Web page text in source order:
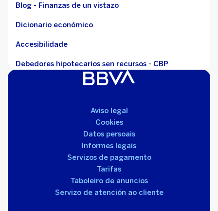
Blog - Finanzas de un vistazo
Dicionario económico
Accesibilidade
Debedores hipotecarios sen recursos - CBP
Aviso legal
Cookies
Datos persoais
Informes legais
Servizos de pagamento
Tarifas
Taboleiro de anuncios
Servizo de atención ao cliente